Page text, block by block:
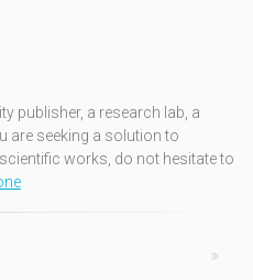
publisher, a research lab, a
are seeking a solution to
works, do not hesitate to